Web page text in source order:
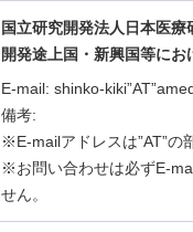
国立研究開発法人日本医
開発途上国・新興国等に
E-mail: shinko-
備考:
※E-mailアドレスは”AT”の
※お問い合わせは必ずE-
せん。